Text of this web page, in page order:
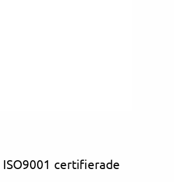
certifierade